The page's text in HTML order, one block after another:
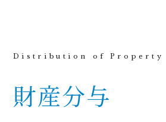
財産分与